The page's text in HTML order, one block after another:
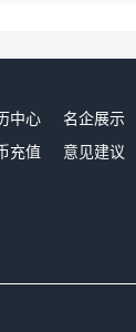
中心 名企展示
充值 意见建议